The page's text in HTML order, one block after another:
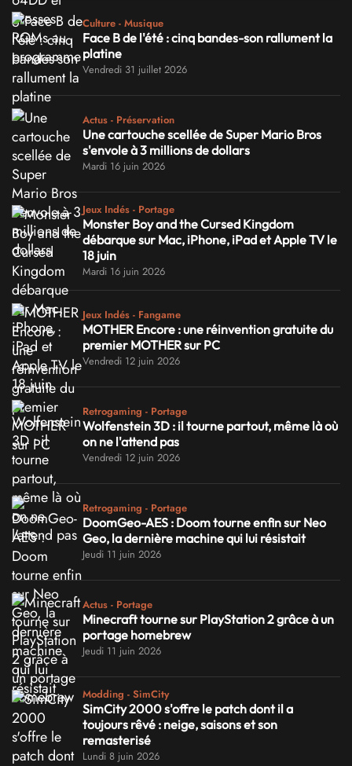
Culture - Musique
Face B de l'été : cinq bandes-son rallument la
platine
Vendredi 31 juillet 2026
Actus - Préservation
Une cartouche scellée de Super Mario Bros
s'envole à 3 millions de dollars
Mardi 16 juin 2026
Jeux Indés - Portage
Monster Boy and the Cursed Kingdom
débarque sur Mac, iPhone, iPad et Apple TV le
18 juin
Mardi 16 juin 2026
Jeux Indés - Fangame
MOTHER Encore : une réinvention gratuite du
premier MOTHER sur PC
Vendredi 12 juin 2026
Retrogaming - Portage
Wolfenstein 3D : il tourne partout, même là où
on ne l'attend pas
Vendredi 12 juin 2026
Retrogaming - Portage
DoomGeo-AES : Doom tourne enfin sur Neo
Geo, la dernière machine qui lui résistait
Jeudi 11 juin 2026
Actus - Portage
Minecraft tourne sur PlayStation 2 grâce à un
portage homebrew
Jeudi 11 juin 2026
Modding - SimCity
SimCity 2000 s'offre le patch dont il a
toujours rêvé : neige, saisons et son
remasterisé
Lundi 8 juin 2026